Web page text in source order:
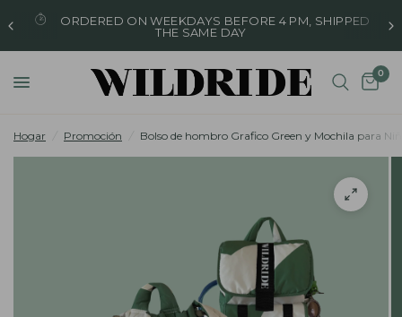
ORDERED ON WEEKDAYS BEFORE 4 PM, SHIPPED
THE SAME DAY
0
Hogar Promoción Bolso de hombro Grafico Green y Mochila para